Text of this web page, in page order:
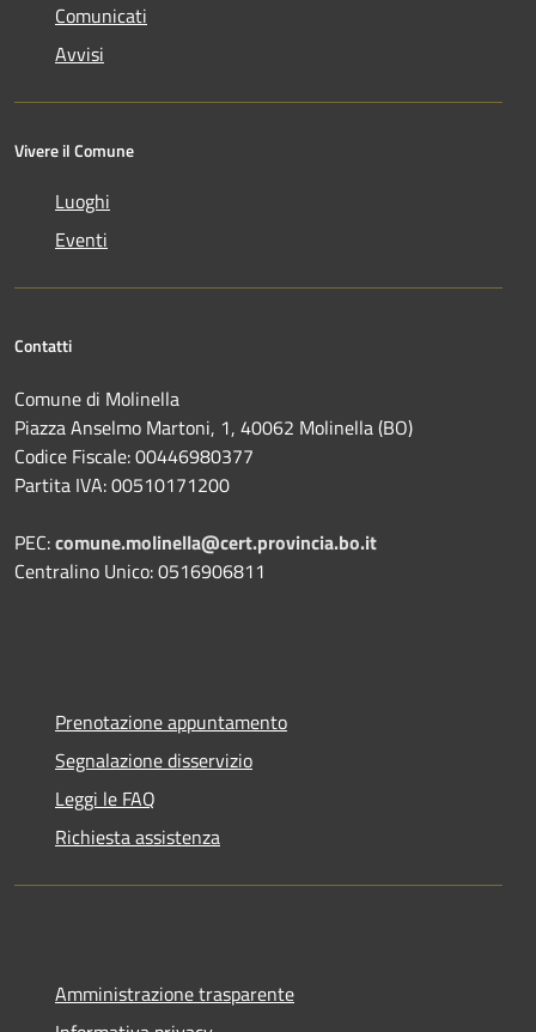
Comunicati
Avvisi
Vivere il Comune
Luoghi
Eventi
Contatti
Comune di Molinella
Piazza Anselmo Martoni, 1, 40062 Molinella (BO)
Codice Fiscale: 00446980377
Partita IVA: 00510171200
PEC:comune.molinella@cert.provincia.bo.it
Centralino Unico: 0516906811
Prenotazione appuntamento
Segnalazione disservizio
Leggi le FAQ
Richiesta assistenza
Amministrazione trasparente